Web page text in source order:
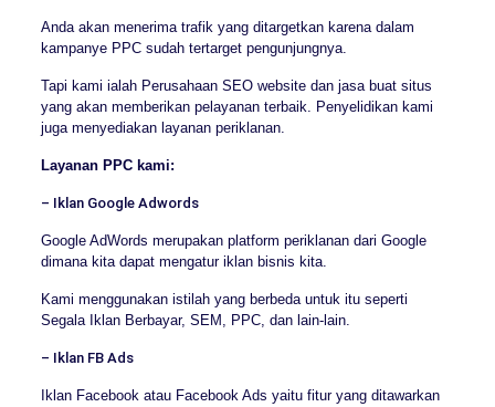
Anda akan menerima trafik yang ditargetkan karena dalam
kampanye PPC sudah tertarget pengunjungnya.
Tapi kami ialah Perusahaan SEO website dan jasa buat situs
yang akan memberikan pelayanan terbaik. Penyelidikan kami
juga menyediakan layanan periklanan.
Layanan PPC kami:
– Iklan Google Adwords
Google AdWords merupakan platform periklanan dari Google
dimana kita dapat mengatur iklan bisnis kita.
Kami menggunakan istilah yang berbeda untuk itu seperti
Segala Iklan Berbayar, SEM, PPC, dan lain-lain.
– Iklan FB Ads
Iklan Facebook atau Facebook Ads yaitu fitur yang ditawarkan